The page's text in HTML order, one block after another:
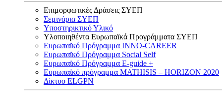
Επιμορφωτικές Δράσεις ΣΥΕΠ
Σεμινάρια ΣΥΕΠ
Υποστηρικτικό Υλικό
Υλοποιηθέντα Ευρωπαϊκά Προγράμματα ΣΥΕΠ
Ευρωπαϊκό Πρόγραμμα INNO-CAREER
Ευρωπαϊκό Πρόγραμμα Social Self
Ευρωπαϊκό Πρόγραμμα E-guide +
Ευρωπαϊκό πρόγραμμα MATHISIS – HORIZON 2020
Δίκτυο ELGPN